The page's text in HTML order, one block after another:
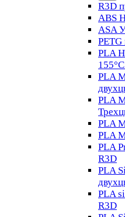
R3D
ABS
ASA
PETG
PLA
PLA
PLA
PLA
PLA
PLA
R3D
PLA
PLA
R3D